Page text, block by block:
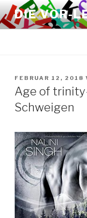
Zum
Inhalt
springen
DIE VOR-
VERÖFFENTLICHT
AM
FEBRUAR 12, 2018
Age of
Schweigen